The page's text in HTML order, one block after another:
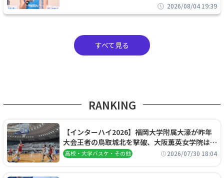
2026/08/04 19:39
すべて見る
RANKING
【インターハイ2026】福岡大学附属大濠が昨年
大会王者の鳥取城北を撃破、大阪薫英女学院は岐
阜女子に完勝、大会3日目試合結果
高校・大学バスケ・その他 2026/07/30 18:04